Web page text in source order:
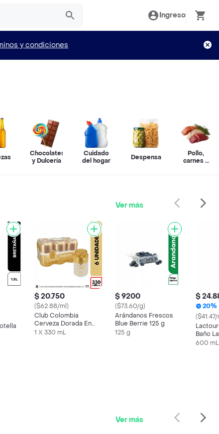
Ingreso
y condiciones
Chocolates
y Dulcería
Cuidado
del hogar
Despensa
Pollo,
carnes y
Ver más
$ 20.750
($62.88/ml)
Club Colombia
Cerveza Dorada En
Lata 330 ML X6 Unds
1 X 330 mL
$ 9200
($73.60/g)
Arándanos Frescos
Blue Berrie 125 g
125 g
$
20%
Baño
600 mL
Ver más